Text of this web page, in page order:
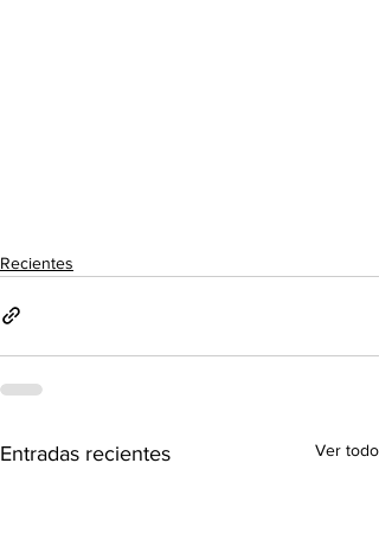
Recientes
Entradas recientes Ver todo